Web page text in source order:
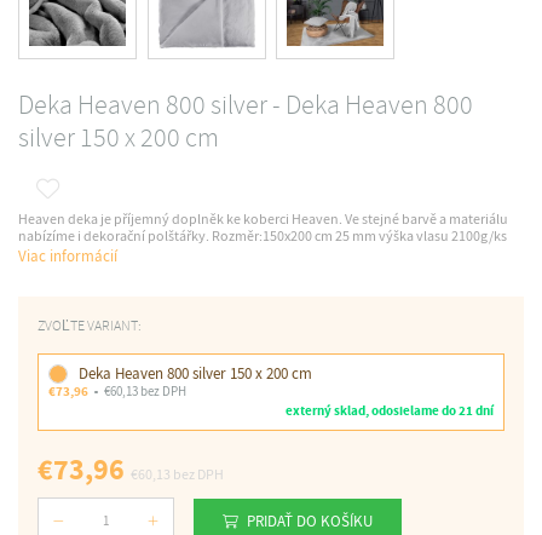
Deka Heaven 800 silver - Deka Heaven 800
silver 150 x 200 cm
Heaven deka je příjemný doplněk ke koberci Heaven. Ve stejné barvě a materiálu
nabízíme i dekorační polštářky. Rozměr:150x200 cm 25 mm výška vlasu 2100g/ks
Viac informácií
ZVOĽTE VARIANT:
Deka Heaven 800 silver 150 x 200 cm
€73,96
€60,13 bez DPH
externý sklad, odosielame do 21 dní
€73,96 €60,13 bez DPH
Počet PRIDAŤ DO KOŠÍKU